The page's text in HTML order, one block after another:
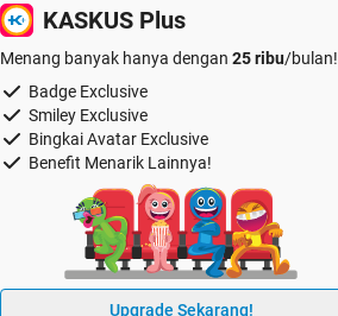
KASKUS Plus
Menang banyak hanya dengan 25 ribu/bulan!
Badge Exclusive
Smiley Exclusive
Bingkai Avatar Exclusive
Benefit Menarik Lainnya!
Upgrade Sekarang!